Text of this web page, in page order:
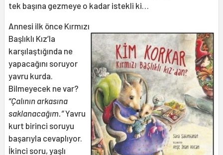
tek başına gezmeye o kadar istekli ki…
Annesi ilk önce Kırmızı
Başlıklı Kız’la
karşılaştığında ne
yapacağını soruyor
yavru kurda.
Bilmeyecek ne var?
“Çalının arkasına
saklanacağım.”Yavru
kurt birinci soruyu
başarıyla cevaplıyor.
İkinci soru, yaşlı